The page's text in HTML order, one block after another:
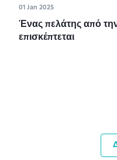
01 Jan 2025
Ένας πελάτης από
επισκέπτεται